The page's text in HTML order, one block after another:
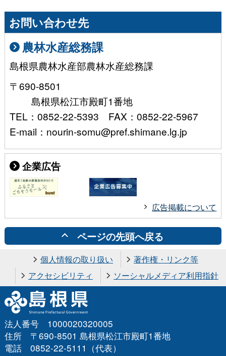
お問い合わせ先
農林水産総務課
島根県農林水産部農林水産総務課
〒690-8501
島根県松江市殿町1番地
TEL：0852-22-5393 FAX：0852-22-5967
E-mail：nourin-somu@pref.shimane.lg.jp
企業広告
広告掲載について
ページの先頭へ戻る
個人情報の取り扱い
著作権・リンク等
アクセシビリティ
ソーシャルメディア利用指針
法人番号 1000020320005
住所 〒690-8501 島根県松江市殿町1番地
電話 0852-22-5111（代表）